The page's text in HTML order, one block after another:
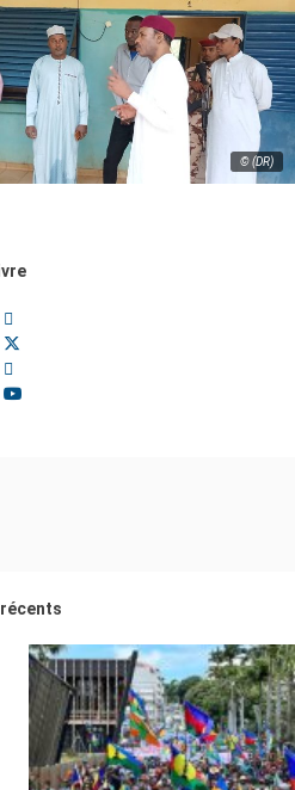
© (DR)